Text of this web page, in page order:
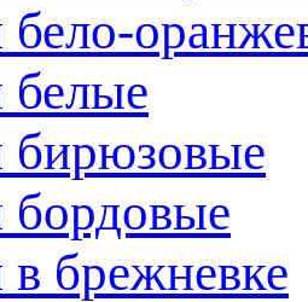
бирюзовые
брежневке